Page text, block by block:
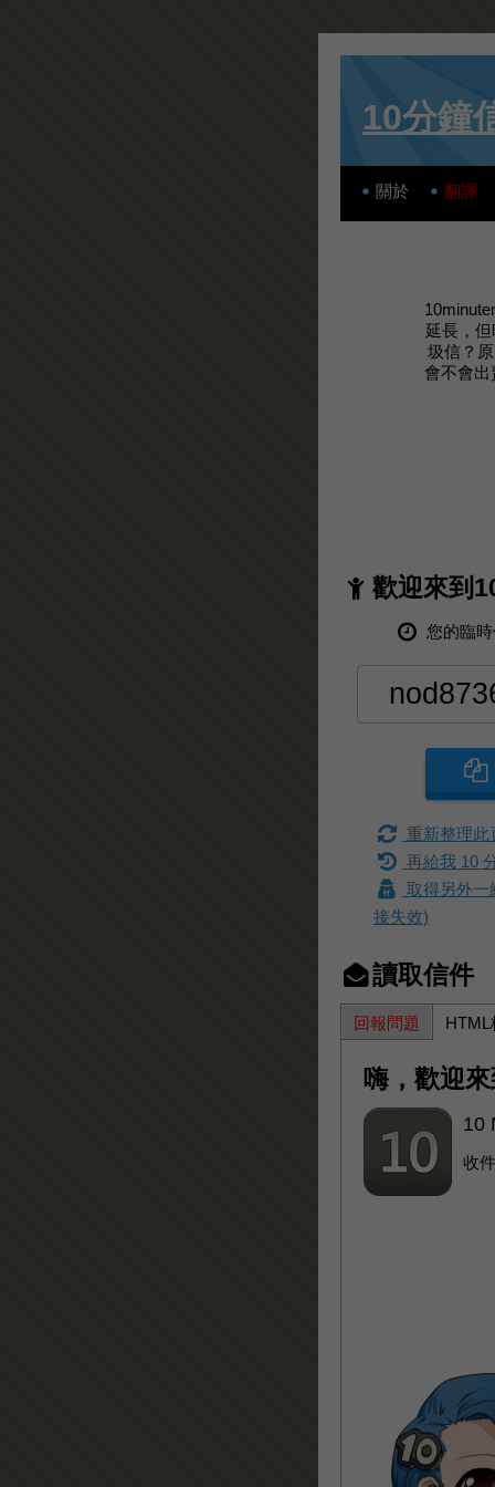
10分鐘
關於 翻譯
延長，
圾信？
會不會出
歡迎來到
您的臨
重新整理此
再給我 10
取得另外一
接失效)
讀取信件
回報問題 HTML
嗨，歡迎
10
收